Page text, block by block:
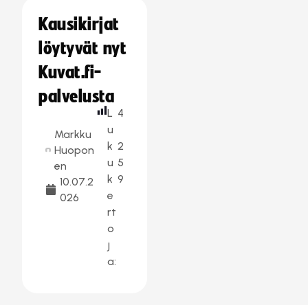
Kausikirjat
löytyvät nyt
Kuvat.fi-
palvelusta
Markku
Huopon
en
10.07.2
026
L
u
k
u
k
e
rt
o
j
a:
4
2
5
9